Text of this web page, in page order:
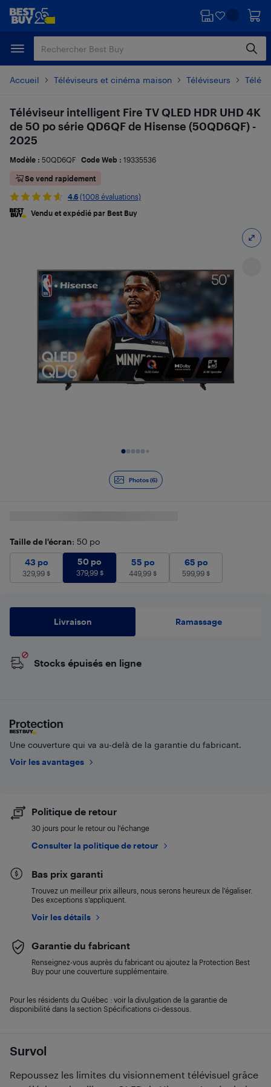
Passer
principal
Passer
Accueil Téléviseurs et cinéma maison Téléviseurs
Photos (6)
Survol
Repoussez les limites du visionnement télévisuel grâce
Téléviseur intelligent Fire TV QLED HDR UHD 4K
de 50 po série QD6QF de Hisense (50QD6QF) -
2025
Modèle : 50QD6QF Code Web : 19335536
Se vend rapidement
4.6 (1008 évaluations)
Vendu et expédié par Best Buy
Taille de l'écran: 50 po
43 po
329,99 $
43 po
329,99 $
50 po 379,99 $
50 po
379,99$
55 po 449,99 $
55 po
449,99 $
65 po
65 po
599,99 $
Livraison Ramassage
Stocks épuisés en ligne
Une couverture qui va au-delà de la garantie du fabricant.
Voir les avantages
Politique de retour
30 jours pour le retour ou l’échange
Consulter la politique de retour
Bas prix garanti
Trouvez un meilleur prix ailleurs, nous serons heureux de l’égaliser.
Des exceptions s’appliquent.
Voir les détails
Garantie du fabricant
Renseignez-vous auprès du fabricant ou ajoutez la Protection Best
Buy pour une couverture supplémentaire.
Pour les résidents du Québec : voir la divulgation de la garantie de
disponibilité dans la section Spécifications ci-dessous.